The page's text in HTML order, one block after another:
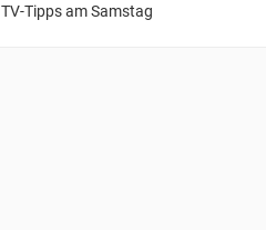
TV-Tipps am Samstag